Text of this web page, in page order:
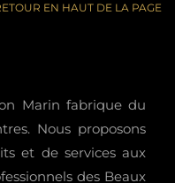
EN HAUT DE LA PAGE
Marin fabrique du
Nous proposons
et de services aux
des Beaux